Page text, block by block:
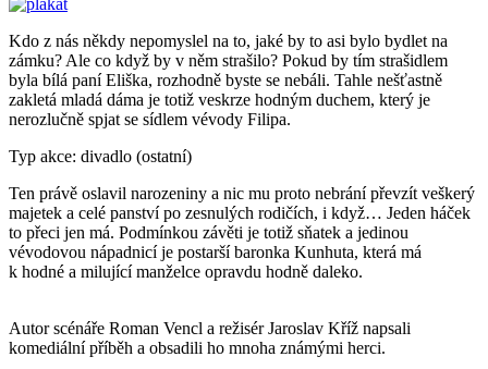
Kdo z nás někdy nepomyslel na to, jaké by to asi bylo bydlet na
zámku? Ale co když by v něm strašilo? Pokud by tím strašidlem
byla bílá paní Eliška, rozhodně byste se nebáli. Tahle nešťastně
zakletá mladá dáma je totiž veskrze hodným duchem, který je
nerozlučně spjat se sídlem vévody Filipa.
Typ akce: divadlo (ostatní)
Ten právě oslavil narozeniny a nic mu proto nebrání převzít veškerý
majetek a celé panství po zesnulých rodičích, i když… Jeden háček
to přeci jen má. Podmínkou závěti je totiž sňatek a jedinou
vévodovou nápadnicí je postarší baronka Kunhuta, která má
k hodné a milující manželce opravdu hodně daleko.
Autor scénáře Roman Vencl a režisér Jaroslav Kříž napsali
komediální příběh a obsadili ho mnoha známými herci.